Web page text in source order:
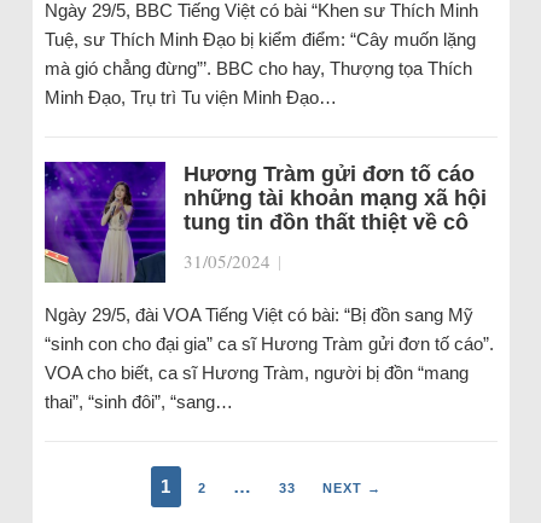
Ngày 29/5, BBC Tiếng Việt có bài “Khen sư Thích Minh
Tuệ, sư Thích Minh Đạo bị kiểm điểm: “Cây muốn lặng
mà gió chẳng đừng”’. BBC cho hay, Thượng tọa Thích
Minh Đạo, Trụ trì Tu viện Minh Đạo…
Hương Tràm gửi đơn tố cáo
những tài khoản mạng xã hội
tung tin đồn thất thiệt về cô
31/05/2024 |
Ngày 29/5, đài VOA Tiếng Việt có bài: “Bị đồn sang Mỹ
“sinh con cho đại gia” ca sĩ Hương Tràm gửi đơn tố cáo”.
VOA cho biết, ca sĩ Hương Tràm, người bị đồn “mang
thai”, “sinh đôi”, “sang…
1 2 … 33 NEXT →